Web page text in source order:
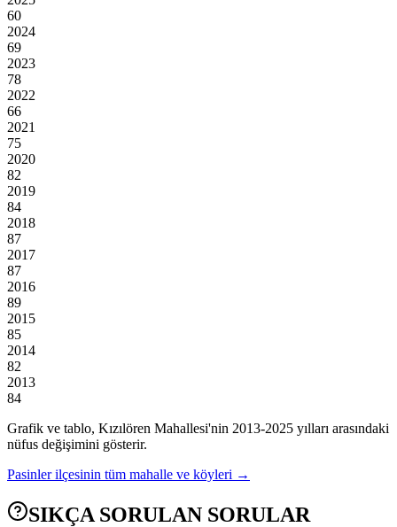
60
2024
69
2023
78
2022
66
2021
75
2020
82
2019
84
2018
87
2017
87
2016
89
2015
85
2014
82
2013
84
Grafik ve tablo, Kızılören Mahallesi'nin 2013-2025 yılları arasındaki
nüfus değişimini gösterir.
Pasinler ilçesinin tüm mahalle ve köyleri →
SIKÇA SORULAN SORULAR